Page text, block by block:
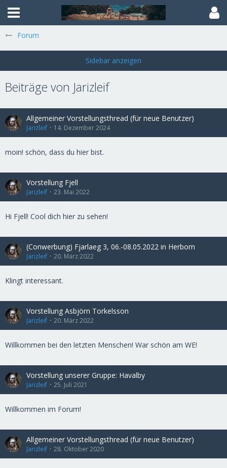
Forum
Beiträge von Jarizleif
Allgemeiner Vorstellungsthread (für neue Benutzer)
Jarizleif 14. Dezember 2024
moin! schön, dass du hier bist.
Vorstellung Fjell
Jarizleif 23. Mai 2022
Hi Fjell! Cool dich hier zu sehen!
(Conwerbung) Fjarlaeg 3, 06.-08.05.2022 in Herborn
Jarizleif 20. März 2022
Klingt interessant.
Vorstellung Asbjörn Torkelsson
Jarizleif 20. März 2022
Willkommen bei den letzten Menschen! War schön am WE!
Vorstellung unserer Gruppe: Havalby
Jarizleif 25. Juli 2021
Willkommen im Forum!
Allgemeiner Vorstellungsthread (für neue Benutzer)
Jarizleif 28. Oktober 2020